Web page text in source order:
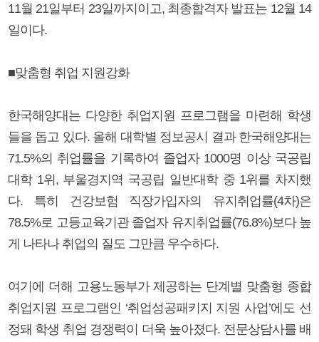
11월 21일부터 23일까지이고, 최종합격자 발표는 12월 14
일이다.
■맞춤형 취업 지원강화
한국해양대는 다양한 취업지원 프로그램을 마련해 학생
들을 돕고 있다. 올해 대학별 정보공시 결과 한국해양대는
71.5%의 취업률을 기록하여 졸업자 1000명 이상 국공립
대학 1위, 부울경지역 국공립 일반대학 중 1위를 차지했
다. 특히 건강보험 직장가입자의 유지취업률(4차)은
78.5%로 고등교육기관 졸업자 유지취업률(76.8%)보다 높
게 나타나 취업의 질도 그만큼 우수하다.
여기에 더해 고용노동부가 제공하는 단계별 맞춤형 종합
취업지원 프로그램인 ‘취업성공패키지 지원 사업’에도 선
정돼 학생 취업 경쟁력이 더욱 높아졌다. 전문상담사를 배